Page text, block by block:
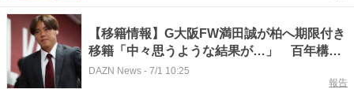
【移籍情報】G大阪FW満田誠が柏へ期限付き
移籍「中々思うような結果が…」 百年構想
リーグは神戸でプレー ｜ Jリーグ
DAZN News - 7/1 10:25
報告